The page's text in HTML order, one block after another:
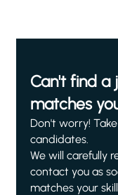
Can't find a
matches
Don't worry!
candidates.
We will carefully
contact you as
matches your